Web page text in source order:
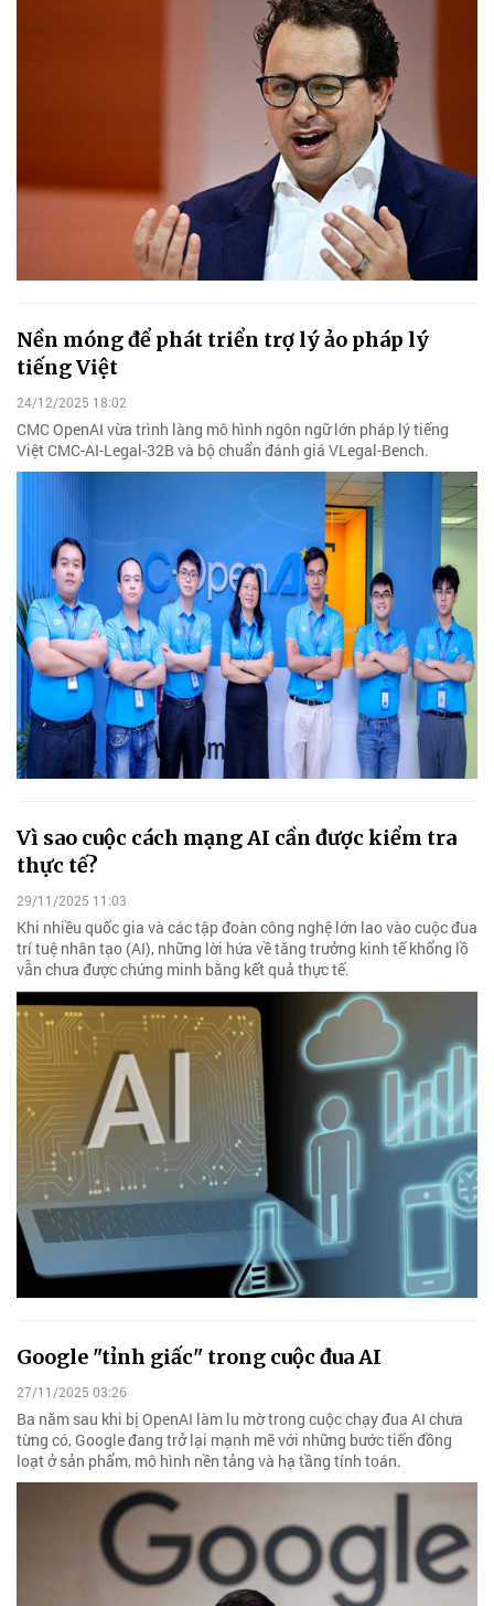
Nền móng để phát triển trợ lý ảo pháp lý
tiếng Việt
24/12/2025 18:02
CMC OpenAI vừa trình làng mô hình ngôn ngữ lớn pháp lý tiếng
Việt CMC-AI-Legal-32B và bộ chuẩn đánh giá VLegal-Bench.
Vì sao cuộc cách mạng AI cần được kiểm tra
thực tế?
29/11/2025 11:03
Khi nhiều quốc gia và các tập đoàn công nghệ lớn lao vào cuộc đua
trí tuệ nhân tạo (AI), những lời hứa về tăng trưởng kinh tế khổng lồ
vẫn chưa được chứng minh bằng kết quả thực tế.
Google "tỉnh giấc" trong cuộc đua AI
27/11/2025 03:26
Ba năm sau khi bị OpenAI làm lu mờ trong cuộc chạy đua AI chưa
từng có, Google đang trở lại mạnh mẽ với những bước tiến đồng
loạt ở sản phẩm, mô hình nền tảng và hạ tầng tính toán.